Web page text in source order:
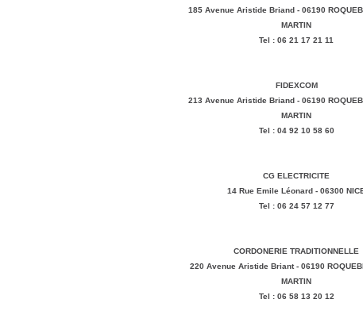
185 Avenue Aristide Briand - 06190
MARTIN
Tel : 06 21 17 21 11
FIDEXCOM
213 Avenue Aristide Briand - 06190
MARTIN
Tel : 04 92 10 58 60
CG ELECTRICITE
14 Rue Emile Léonard - 06300
Tel : 06 24 57 12 77
CORDONERIE TRADITIONNELLE
220 Avenue Aristide Briant - 06190
MARTIN
Tel : 06 58 13 20 12